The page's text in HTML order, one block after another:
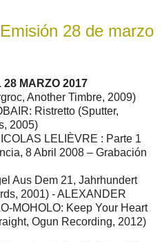
28 de marzo
28 MARZO 2017
Another Timbre, 2009)
Ristretto (Sputter,
2005)
LELIÈVRE : Parte 1
8 Abril 2008 – Grabación
Aus Dem 21, Jahrhundert
2001) - ALEXANDER
MOHOLO: Keep Your Heart
Ogun Recording, 2012)